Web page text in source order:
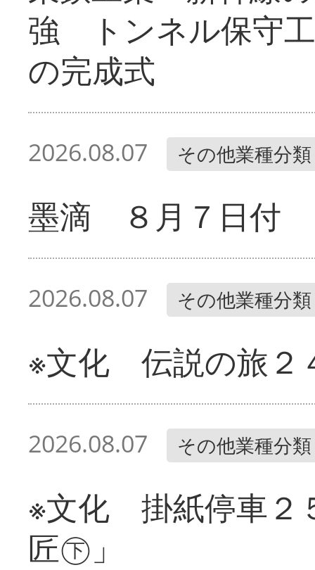
強 トンネル保守
の完成式
2026.08.07 その他業種分類
墨滴 ８月７日付
2026.08.07 その他業種分類
※文化 伝説の旅２
2026.08.07 その他業種分類
※文化 掛紙停車２
匠㊦」